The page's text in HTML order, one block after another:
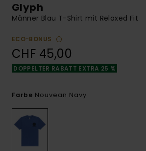
Glyph
Männer Blau T-Shirt mit Relaxed Fit
ECO-BONUS
CHF 45,00
DOPPELTER RABATT EXTRA 25 %
Farbe Nouvean Navy